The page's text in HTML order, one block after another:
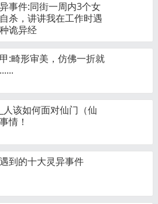
事件:同街一周内3个女
杀，讲讲我在工作时遇
诡异经
:畸形审美，仿佛一折就
人该如何面对仙门（仙
情！
到的十大灵异事件